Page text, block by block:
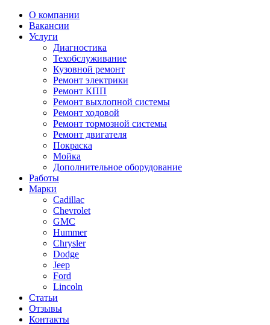
О компании
Вакансии
Услуги
Диагностика
Техобслуживание
Кузовной ремонт
Ремонт электрики
Ремонт КПП
Ремонт выхлопной системы
Ремонт ходовой
Ремонт тормозной системы
Ремонт двигателя
Покраска
Мойка
Дополнительное оборудование
Работы
Марки
Cadillac
Chevrolet
GMC
Hummer
Chrysler
Dodge
Jeep
Ford
Lincoln
Статьи
Отзывы
Контакты